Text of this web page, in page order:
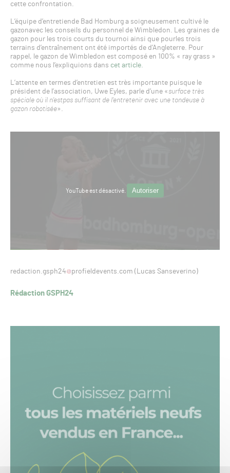
cette confrontation.
L’équipe d’entretiende Bad Homburg a soigneusement cultivé le
gazonavec les conseils du personnel de Wimbledon. Les graines de
gazon pour les trois courts du tournoi ainsi que pourles trois
terrains d’entraînement ont été importés de d’Angleterre. Pour
rappel, le gazon de Wimbledon est composé en 100% « ray grass »
comme nous l’expliquions dans cet article.
L’attente en termes d’entretien est très importante puisque le
président de l’association, Uwe Eyles, parle d’une « surface très
spéciale où il n’estpas suffisant de l’entretenir avec une tondeuse à
gazon robotisée».
YouTube est désactivé. Autoriser
redaction.gsph24 profieldevents.com (Lucas Sanseverino)
Rédaction GSPH24